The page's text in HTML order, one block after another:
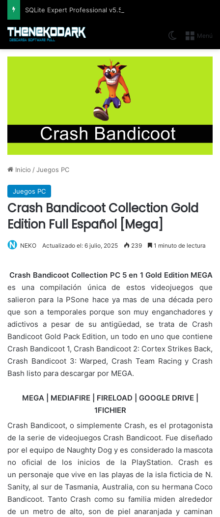
Menú
Switch skin
Inicio /Juegos PC
Juegos PC
Crash Bandicoot Collection Gold
Edition Full Español [Mega]
NEKO Actualizado el: 6 julio, 2025 239 1 minuto de lectura
Crash Bandicoot Collection PC 5 en 1 Gold Edition MEGA
es una compilación única de estos videojuegos que
salieron para la PSone hace ya mas de una década pero
que son a temporales porque son muy enganchadores y
adictivos a pesar de su antigüedad, se trata de Crash
Bandicoot Gold Pack Edition, un todo en uno que contiene
Crash Bandicoot 1, Crash Bandicoot 2: Cortex Strikes Back,
Crash Bandicoot 3: Warped, Crash Team Racing y Crash
Bash listo para descargar por MEGA.
MEGA | MEDIAFIRE | FIRELOAD | GOOGLE DRIVE |
1FICHIER
Crash Bandicoot, o simplemente Crash, es el protagonista
de la serie de videojuegos Crash Bandicoot. Fue diseñado
por el equipo de Naughty Dog y es considerado la mascota
no oficial de los inicios de la PlayStation. Crash es
un personaje que vive en las playas de la isla ficticia de N.
Sanity, al sur de Tasmania, Australia, con su hermana Coco
Bandicoot. Tanto Crash como su familia miden alrededor
de un metro de alto, son de piel anaranjada y caminan